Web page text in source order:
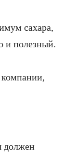
сахара,
и полезный.
должен